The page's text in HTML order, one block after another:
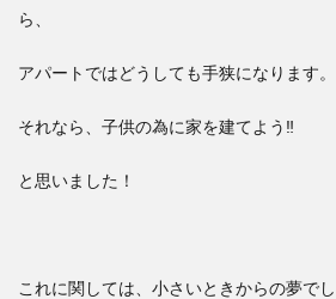
ら、
アパートではどうしても手狭になります。
それなら、子供の為に家を建てよう‼
と思いました！
これに関しては、小さいときからの夢でし